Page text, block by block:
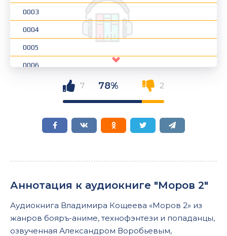
0003
0004
0005
0006
0013
0014
0015
7 78% 2
Аннотация к аудиокниге "Моров 2"
Аудиокнига Владимира Кощеева «Моров 2» из
жанров бояръ-аниме, технофэнтези и попаданцы,
озвученная Александром Воробьевым,